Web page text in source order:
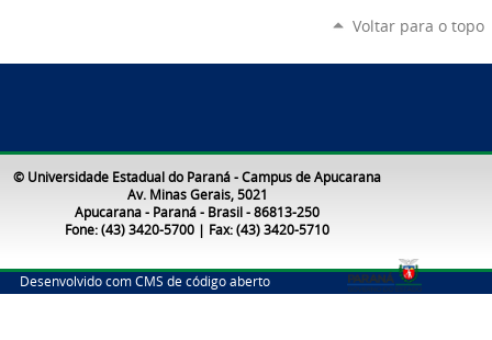
Voltar para o topo
© Universidade Estadual do Paraná - Campus de Apucarana
Av. Minas Gerais, 5021
Apucarana - Paraná - Brasil - 86813-250
Fone: (43) 3420-5700 | Fax: (43) 3420-5710
Desenvolvido com CMS de código aberto